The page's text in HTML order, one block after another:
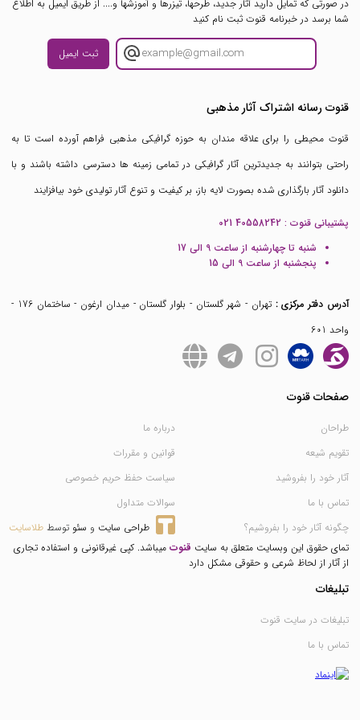
در صورتی که تمایل دارید آثار جدید، طرحها، تیزرها و آموزشها و.... از طریق ایمیل به اطلاع
شما برسد در خبرنامه قنوت ثبت نام کنید
ثبت ایمیل
قنوت رسانه اشتراک آثار مذهبی
قنوت محیطی را برای علاقه مندان به حوزه گرافیکی مذهبی فراهم آورده است تا به
راحتی بتوانند به جدیدترین آثار گرافیکی در تمامی زمینه ها دسترسی داشته باشند و با
دانلود آثار بارگذاری شده بصورت لایه باز، بر کیفیت و تنوع آثار تولیدی خود بیافزایند
پشتیبانی قنوت : 021 40558242
شنبه تا چهارشنبه از ساعت 9 الی 17
پنجشنبه از ساعت 9 الی 15
آدرس دفتر مرکزی :
تهران - شهر گلستان - بلوار گلستان - میدان ارغون - ساختمان 176 -
واحد 601
صفحات قنوت
طراحان
تقویم شیعه
آثار خود را بفروشید
تماس با ما
چگونه آثار خود را بفروشیم؟
درباره ما
قوانین و مقررات
سیاست حفظ حریم خصوصی
سوالات متداول
طراحی سایت و سئو توسط طلاسایت
تمای حقوق این وبسایت متعلق به سایت قنوت میباشد. کپی غیرقانونی و استفاده تجاری
از آثار از لحاظ شرعی و حقوقی مشکل دارد
تبلیغات
تبلیغات در سایت قنوت
تماس با ما